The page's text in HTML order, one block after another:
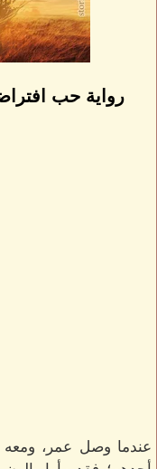
رواية حب
عندما وصل عمر، ومعه